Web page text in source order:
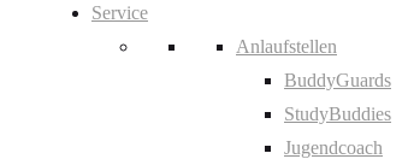
Service
Anlaufstellen
BuddyGuards
StudyBuddies
Jugendcoach